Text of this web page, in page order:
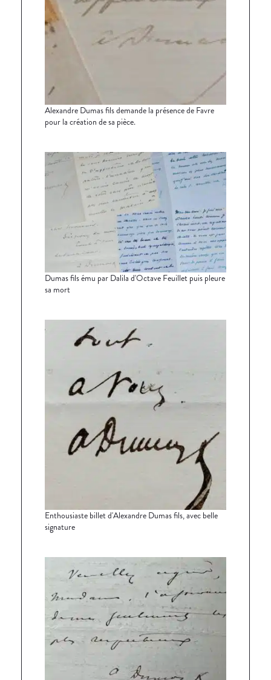
Alexandre Dumas fils demande la présence de Favre
pour la création de sa pièce.
Dumas fils ému par Dalila d'Octave Feuillet puis pleure
sa mort
Enthousiaste billet d'Alexandre Dumas fils, avec belle
signature